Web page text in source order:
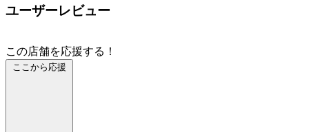
ユーザーレビュー
この店舗を応援する！
ここから応援